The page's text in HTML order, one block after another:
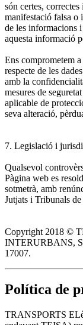
són certes,
manifestació falsa o
de les informacions
aquesta informació
Ens comprometem
respecte de les
amb la
mesures de
aplicable de
seva alteració,
7. Legislació i
Qualsevol
Pàgina web es
sotmetrà, amb
Jutjats i Tribunals
Copyright 2018 ©
INTERURBANS,
17007.
Política de
TRANSPORTS